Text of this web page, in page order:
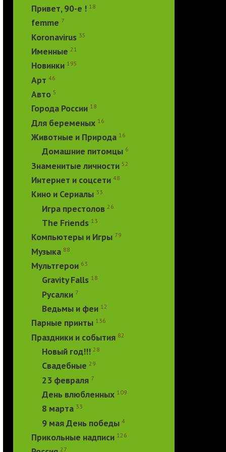
Привет, 90-е ! 18
femme 7
Koronavirus 35
Именные 21
Новинки 195
Арт 46
Авто 5
Города России 18
Для беременых 16
Животные и Природа 16
Домашние питомцы 6
Знаменитые личности 52
Интернет и соцсети 48
Кино и Сериалы 33
Игра престолов 26
The Friends 13
Компьютеры и Игры 79
Музыка 88
Мультгерои 63
Gravity Falls 18
Русалки 7
Ведьмы и феи 12
Парные принты 136
Праздники и события 82
Новый год!!! 28
Свадебные 29
23 февраля 7
День влюбленных 109
8 марта 33
9 мая День победы 4
Прикольные надписи 126
27